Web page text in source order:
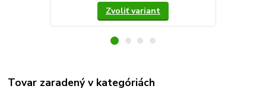
Zvoliť variant
Tovar zaradený v kategóriách